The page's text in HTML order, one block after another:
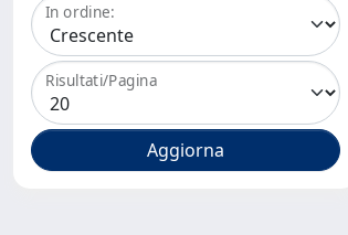
In ordine:
Risultati/Pagina